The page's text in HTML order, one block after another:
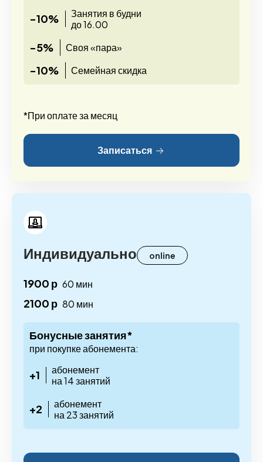
-10%
Занятия в будни
до 16.00
-5% Своя «пара»
-10% Семейная скидка
*При оплате за месяц
Записаться
Индивидуально online
1900 р 60 мин
2100 р 80 мин
Бонусные занятия*
при покупке абонемента:
+1
абонемент
на 14 занятий
+2
абонемент
на 23 занятий